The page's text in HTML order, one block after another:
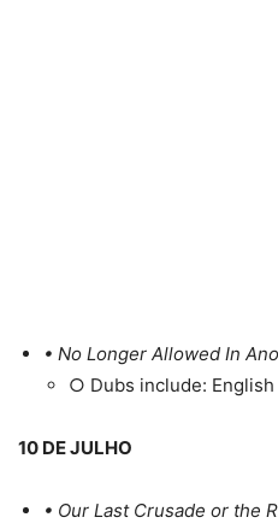
• No Longer Allowed In
○ Dubs include: English
10 DE JULHO
• Our Last Crusade or the